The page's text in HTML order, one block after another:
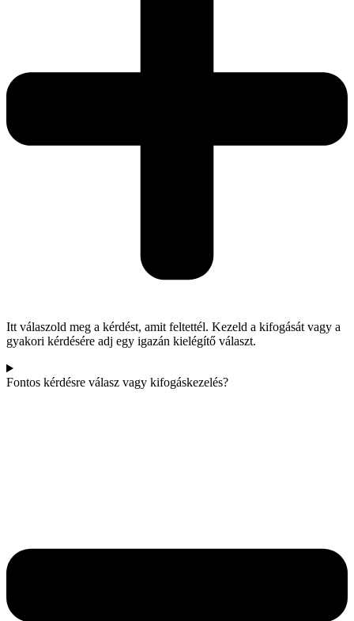
Itt válaszold meg a kérdést, amit feltettél. Kezeld a kifogását vagy a
gyakori kérdésére adj egy igazán kielégítő választ.
Fontos kérdésre válasz vagy kifogáskezelés?